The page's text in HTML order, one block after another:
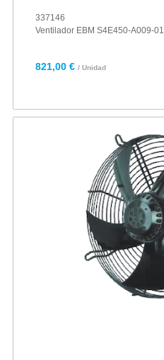
337146
Ventilador EBM S4E450-A009-01
821,00 € / Unidad